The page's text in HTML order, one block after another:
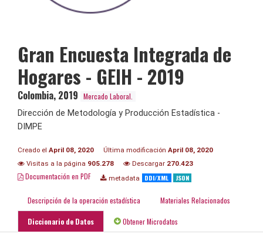
Gran Encuesta Integrada de
Hogares - GEIH - 2019
Colombia, 2019 Mercado Laboral.
Dirección de Metodología y Producción Estadística -
DIMPE
Creado el April 08, 2020 Última modificación April 08, 2020
Visitas a la página 905.278 Descargar 270.423
Documentación en PDF metadata DDI/XML JSON
Descripción de la operación estadística Materiales Relacionados
Diccionario de Datos Obtener Microdatos